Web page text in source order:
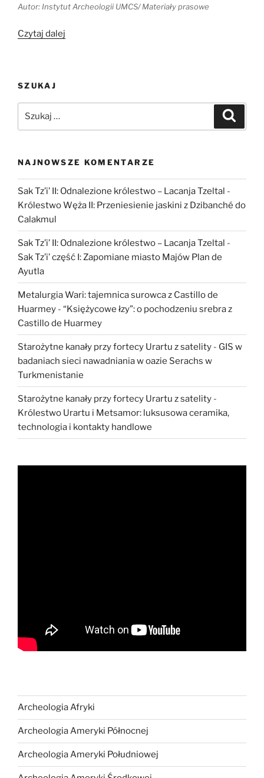
Autor: Instytut Archeologii UMCS/ Materiały prasowe
Czytaj dalej
SZUKAJ
NAJNOWSZE KOMENTARZE
Sak Tz’i’ II: Odnalezione królestwo – Lacanja Tzeltal -
Królestwo Węża II: Przeniesienie jaskini z Dzibanché do
Calakmul
Sak Tz’i’ II: Odnalezione królestwo – Lacanja Tzeltal -
Sak Tz’i’ część I: Zapomiane miasto Majów Plan de
Ayutla
Metalurgia Wari: tajemnica surowca z Castillo de
Huarmey - “Księżycowe łzy”: o pochodzeniu srebra z
Castillo de Huarmey
Starożytne kanały przy fortecy Urartu z satelity - GIS w
badaniach sieci nawadniania w oazie Serachs w
Turkmenistanie
Starożytne kanały przy fortecy Urartu z satelity -
Królestwo Urartu i Metsamor: luksusowa ceramika,
technologia i kontakty handlowe
Archeologia Afryki
Archeologia Ameryki Północnej
Archeologia Ameryki Południowej